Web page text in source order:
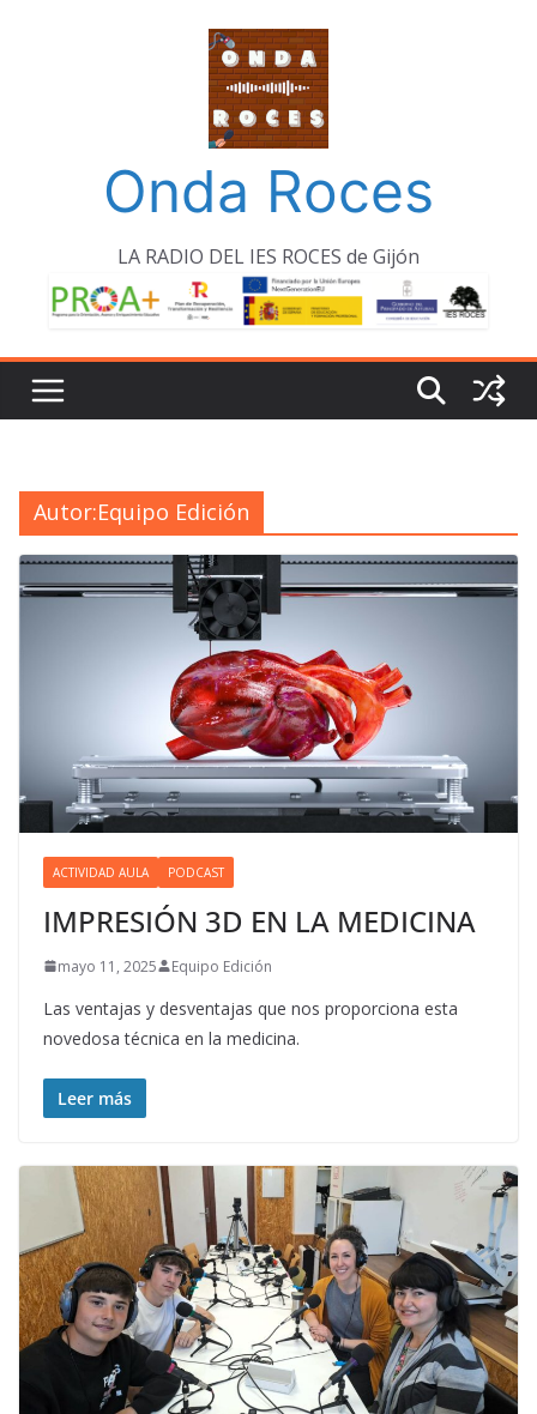
Onda Roces
LA RADIO DEL IES ROCES de Gijón
Autor:Equipo Edición
ACTIVIDAD AULA PODCAST
IMPRESIÓN 3D EN LA MEDICINA
mayo 11, 2025 Equipo Edición
Las ventajas y desventajas que nos proporciona esta
novedosa técnica en la medicina.
Leer más